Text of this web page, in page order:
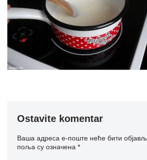
Ostavite komentar
Ваша адреса е-поште неће бити
поља су означена *